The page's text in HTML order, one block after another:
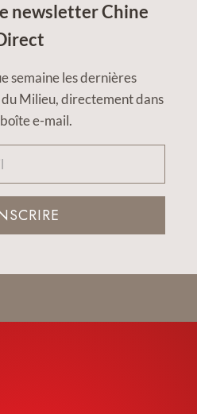
newsletter Chine
semaine les dernières
Milieu, directement dans
e-mail.